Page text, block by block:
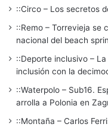
::Circo – Los secretos
::Remo – Torrevieja se
nacional del beach
::Deporte inclusivo –
inclusión con la
::Waterpolo – Sub16.
arrolla a Polonia en
::Montaña – Carlos